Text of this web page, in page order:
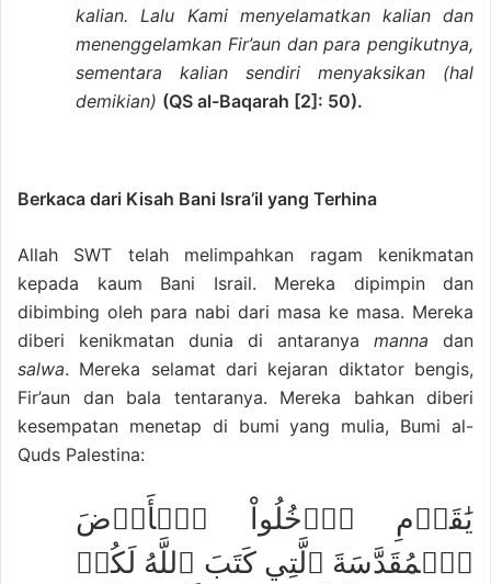
kalian. Lalu Kami menyelamatkan kalian dan
menenggelamkan Fir’aun dan para pengikutnya,
sementara kalian sendiri menyaksikan
(hal
demikian) (QS al-Baqarah [2]: 50).
Berkaca dari Kisah Bani Isra’il yang Terhina
Allah SWT telah melimpahkan ragam kenikmatan
kepada kaum Bani Israil. Mereka dipimpin dan
dibimbing oleh para nabi dari masa ke masa. Mereka
diberi kenikmatan dunia di antaranya manna dan
salwa. Mereka selamat dari kejaran diktator bengis,
Fir’aun dan bala tentaranya. Mereka bahkan diberi
kesempatan menetap di bumi yang mulia, Bumi al-
Quds Palestina:
يَٰقَوۡمِ ٱدۡخُلُواْ ٱلۡأَرۡضَ
ٱلۡمُقَدَّسَةَ ٱلَّتِي كَتَبَ ٱللَّهُ لَكُمۡ